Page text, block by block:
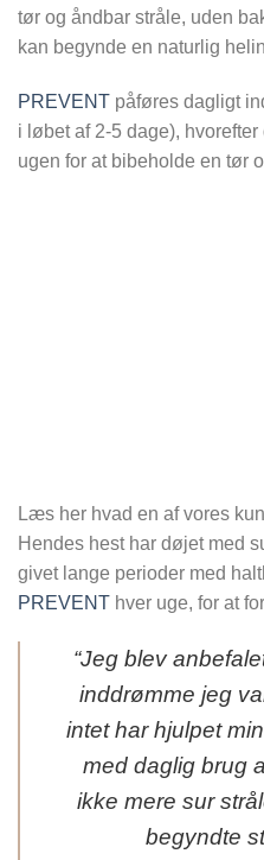
tør og åndbar stråle, uden
kan begynde en naturlig
PREVENT påføres dagligt
i løbet af 2-5 dage),
ugen for at bibeholde en tør
Læs her hvad en af vores
Hendes hest har døjet med
givet lange perioder med
PREVENT hver uge, for at
“Jeg blev
inddrømme jeg
intet har hjulpet
med daglig brug
ikke mere sur
begyndte